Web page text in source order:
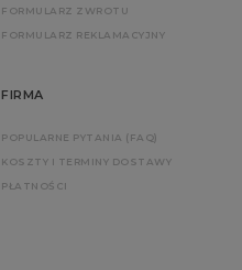
FORMULARZ ZWROTU
FORMULARZ REKLAMACYJNY
FIRMA
POPULARNE PYTANIA (FAQ)
KOSZTY I TERMINY DOSTAWY
PŁATNOŚCI